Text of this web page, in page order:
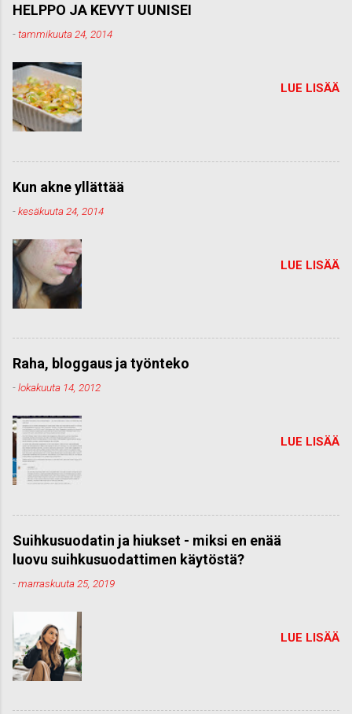
HELPPO JA KEVYT UUNISEI
-tammikuuta 24, 2014
LUE LISÄÄ
Kun akne yllättää
-kesäkuuta 24, 2014
LUE LISÄÄ
Raha, bloggaus ja työnteko
-lokakuuta 14, 2012
LUE LISÄÄ
Suihkusuodatin ja hiukset - miksi en enää
luovu suihkusuodattimen käytöstä?
-marraskuuta 25, 2019
LUE LISÄÄ